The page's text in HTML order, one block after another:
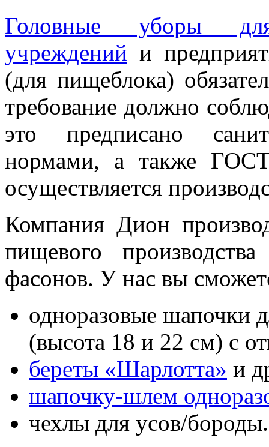
Головные уборы
учреждений и
(для пищеблока)
требование должно
это предписано
нормами, а также
осуществляется
Компания Дион
пищевого
фасонов. У нас вы
одноразовые шапочки
(высота 18 и 22 см) с
береты «Шарлотта» и
шапочку-шлем
чехлы для усов/бороды.